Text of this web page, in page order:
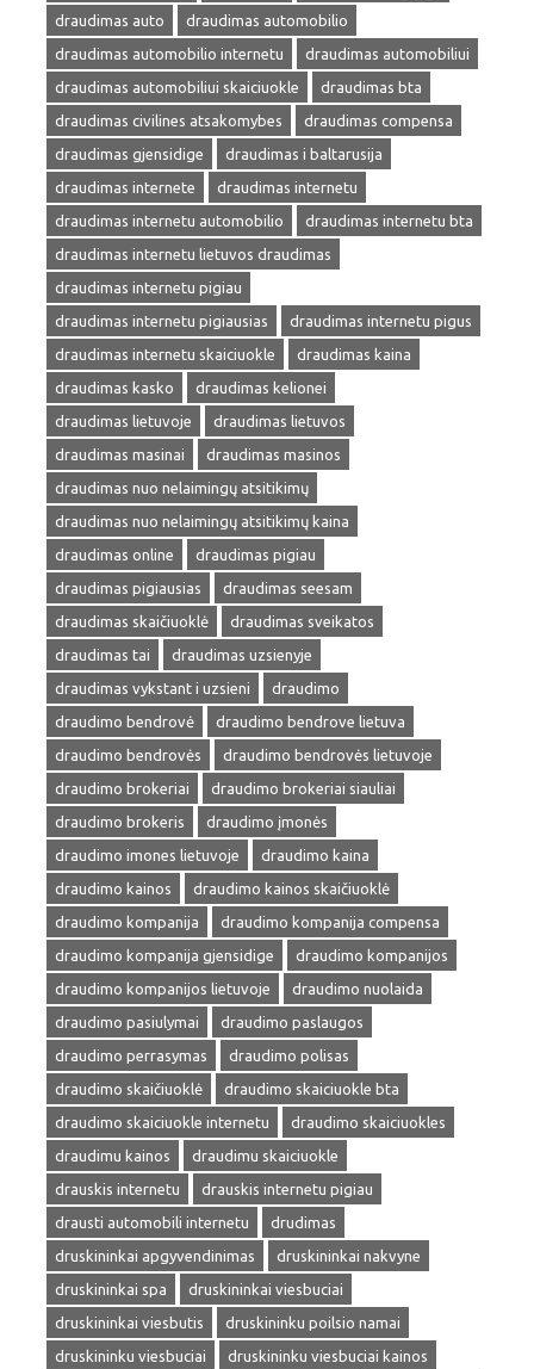
draudimas auto
draudimas automobilio
draudimas automobilio internetu
draudimas automobiliui
draudimas automobiliui skaiciuokle
draudimas bta
draudimas civilines atsakomybes
draudimas compensa
draudimas gjensidige
draudimas i baltarusija
draudimas internete
draudimas internetu
draudimas internetu automobilio
draudimas internetu bta
draudimas internetu lietuvos draudimas
draudimas internetu pigiau
draudimas internetu pigiausias
draudimas internetu pigus
draudimas internetu skaiciuokle
draudimas kaina
draudimas kasko
draudimas kelionei
draudimas lietuvoje
draudimas lietuvos
draudimas masinai
draudimas masinos
draudimas nuo nelaimingų atsitikimų
draudimas nuo nelaimingų atsitikimų kaina
draudimas online
draudimas pigiau
draudimas pigiausias
draudimas seesam
draudimas skaičiuoklė
draudimas sveikatos
draudimas tai
draudimas uzsienyje
draudimas vykstant i uzsieni
draudimo
draudimo bendrovė
draudimo bendrove lietuva
draudimo bendrovės
draudimo bendrovės lietuvoje
draudimo brokeriai
draudimo brokeriai siauliai
draudimo brokeris
draudimo įmonės
draudimo imones lietuvoje
draudimo kaina
draudimo kainos
draudimo kainos skaičiuoklė
draudimo kompanija
draudimo kompanija compensa
draudimo kompanija gjensidige
draudimo kompanijos
draudimo kompanijos lietuvoje
draudimo nuolaida
draudimo pasiulymai
draudimo paslaugos
draudimo perrasymas
draudimo polisas
draudimo skaičiuoklė
draudimo skaiciuokle bta
draudimo skaiciuokle internetu
draudimo skaiciuokles
draudimu kainos
draudimu skaiciuokle
drauskis internetu
drauskis internetu pigiau
drausti automobili internetu
drudimas
druskininkai apgyvendinimas
druskininkai nakvyne
druskininkai spa
druskininkai viesbuciai
druskininkai viesbutis
druskininku poilsio namai
druskininku viesbuciai
druskininku viesbuciai kainos